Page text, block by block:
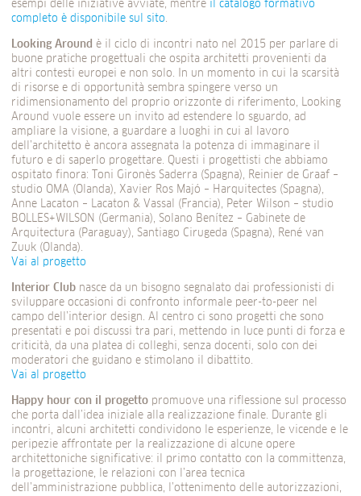
esempi delle iniziative avviate, mentre il catalogo formativo
completo è disponibile sul sito.
Looking Around è il ciclo di incontri nato nel 2015 per parlare di
buone pratiche progettuali che ospita architetti provenienti da
altri contesti europei e non solo. In un momento in cui la scarsità
di risorse e di opportunità sembra spingere verso un
ridimensionamento del proprio orizzonte di riferimento, Looking
Around vuole essere un invito ad estendere lo sguardo, ad
ampliare la visione, a guardare a luoghi in cui al lavoro
dell’architetto è ancora assegnata la potenza di immaginare il
futuro e di saperlo progettare. Questi i progettisti che abbiamo
ospitato finora: Toni Gironès Saderra (Spagna), Reinier de Graaf –
studio OMA (Olanda), Xavier Ros Majó – Harquitectes (Spagna),
Anne Lacaton – Lacaton & Vassal (Francia), Peter Wilson – studio
BOLLES+WILSON (Germania), Solano Benítez – Gabinete de
Arquitectura (Paraguay), Santiago Cirugeda (Spagna), René van
Zuuk (Olanda).
Vai al progetto
Interior Club nasce da un bisogno segnalato dai professionisti di
sviluppare occasioni di confronto informale peer-to-peer nel
campo dell’interior design. Al centro ci sono progetti che sono
presentati e poi discussi tra pari, mettendo in luce punti di forza e
criticità, da una platea di colleghi, senza docenti, solo con dei
moderatori che guidano e stimolano il dibattito.
Vai al progetto
Happy hour con il progetto promuove una riflessione sul processo
che porta dall’idea iniziale alla realizzazione finale. Durante gli
incontri, alcuni architetti condividono le esperienze, le vicende e le
peripezie affrontate per la realizzazione di alcune opere
architettoniche significative: il primo contatto con la committenza,
la progettazione, le relazioni con l’area tecnica
dell’amministrazione pubblica, l’ottenimento delle autorizzazioni,